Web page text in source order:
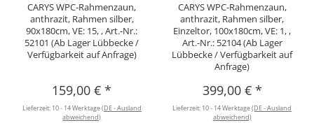
CARYS WPC-Rahmenzaun,
anthrazit, Rahmen silber,
90x180cm, VE: 15, , Art.-Nr.:
52101 (Ab Lager Lübbecke /
Verfügbarkeit auf Anfrage)
159,00 €*
Lieferzeit: 10 - 14 Werktage(DE - Ausland
abweichend)
CARYS WPC-Rahmenzaun,
anthrazit, Rahmen silber,
Einzeltor, 100x180cm, VE: 1, ,
Art.-Nr.: 52104 (Ab Lager
Lübbecke / Verfügbarkeit auf
Anfrage)
399,00 € *
Lieferzeit: 10 - 14 Werktage(DE - Ausland
abweichend)